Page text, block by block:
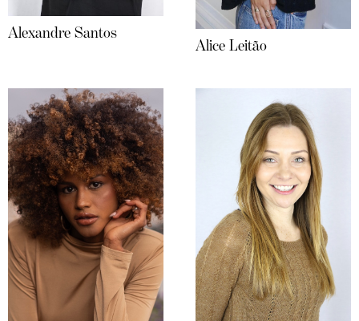
Alexandre Santos
Alice Leitão